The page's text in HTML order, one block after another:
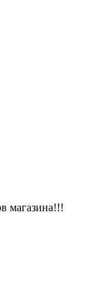
магазина!!!